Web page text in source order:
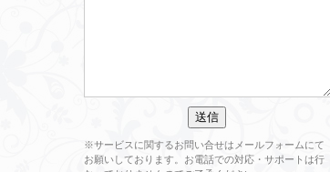
※サービスに関するお問い合せはメールフォームにて
お願いしております。お電話での対応・サポートは行